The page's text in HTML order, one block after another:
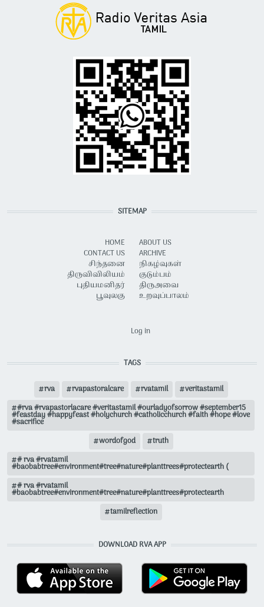
SITEMAP
HOME
CONTACT US
சிந்தனை
திருவிவிலியம்
புதியமனிதர்
பூவுலகு
ABOUT US
ARCHIVE
நிகழ்வுகள்
குடும்பம்
திருஅவை
உறவுப்பாலம்
Log in
TAGS
rva rvapastoralcare rvatamil
veritastamil
#rva #rvapastorlacare #veritastamil #ourladyofsorrow #september15
#feastday #happyfeast #holychurch #catholicchurch #faith #hope #love
#sacrifice
wordofgod
truth
# rva #rvatamil
#baobabtree#environment#tree#nature#planttrees#protectearth (
# rva #rvatamil
#baobabtree#environment#tree#nature#planttrees#protectearth
tamilreflection
DOWNLOAD RVA APP